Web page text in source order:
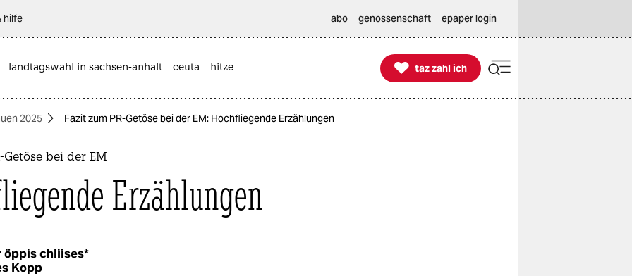
hilfe abo genossenschaft epaper login
landtagswahl in sachsen-anhalt ceuta hitze 
taz zahl ich
taz zahl ich
2025 Fazit zum PR-Getöse bei der EM: Hochfliegende Erzählungen
Getöse bei der EM
Erzählungen
öppis chliises*
Kopp